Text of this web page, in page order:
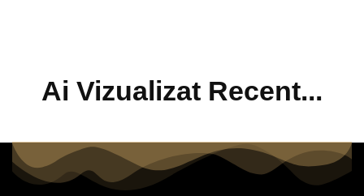
Ai Vizualizat Recent...